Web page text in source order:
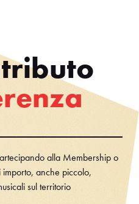
alla Membership o
anche piccolo,
sul territorio